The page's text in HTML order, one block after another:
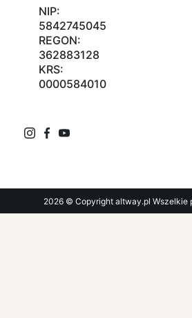
NIP:
5842745045
REGON:
362883128
KRS:
0000584010